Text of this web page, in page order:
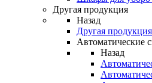
Другая продукция
Назад
Другая продукция
Автоматические
Назад